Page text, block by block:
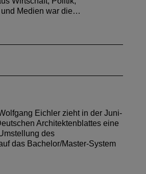
Medien war die…
Eichler zieht in der Juni-
Architektenblattes eine
des
das Bachelor/Master-System